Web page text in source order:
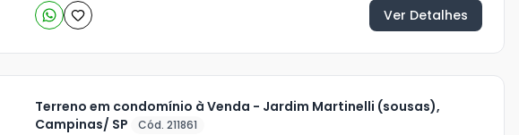
Ver Detalhes
Terreno em condomínio à Venda - Jardim Martinelli (sousas),
Campinas/ SP
Cód. 211861